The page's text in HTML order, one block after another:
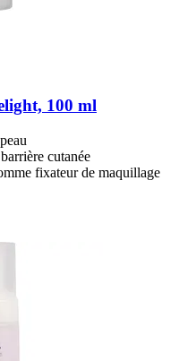
100 ml
cutanée
fixateur de maquillage